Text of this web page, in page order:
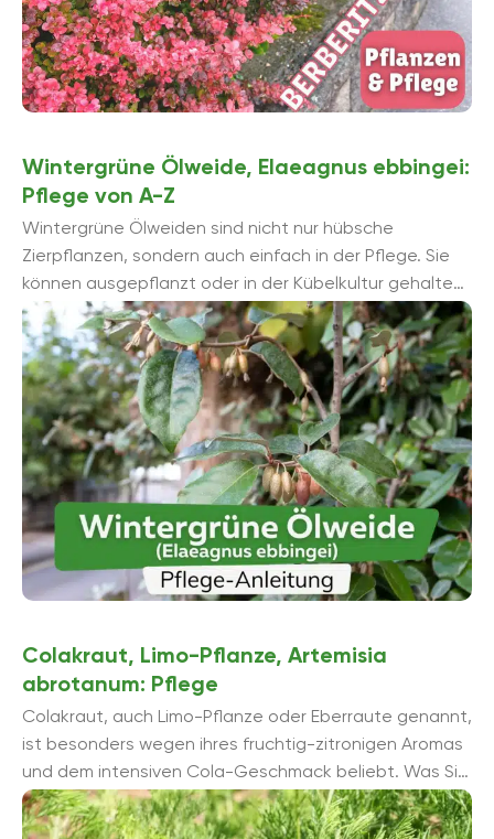
Wintergrüne Ölweide, Elaeagnus ebbingei:
Pflege von A-Z
Wintergrüne Ölweiden sind nicht nur hübsche
Zierpflanzen, sondern auch einfach in der Pflege. Sie
können ausgepflanzt oder in der Kübelkultur gehalten
werden. Relativ selten ist hierzulande ...
Colakraut, Limo-Pflanze, Artemisia
abrotanum: Pflege
Colakraut, auch Limo-Pflanze oder Eberraute genannt,
ist besonders wegen ihres fruchtig-zitronigen Aromas
und dem intensiven Cola-Geschmack beliebt. Was Sie
bei der Kultivierung der schönen Zierpflanze beachten
sollten, erfahren Sie ...